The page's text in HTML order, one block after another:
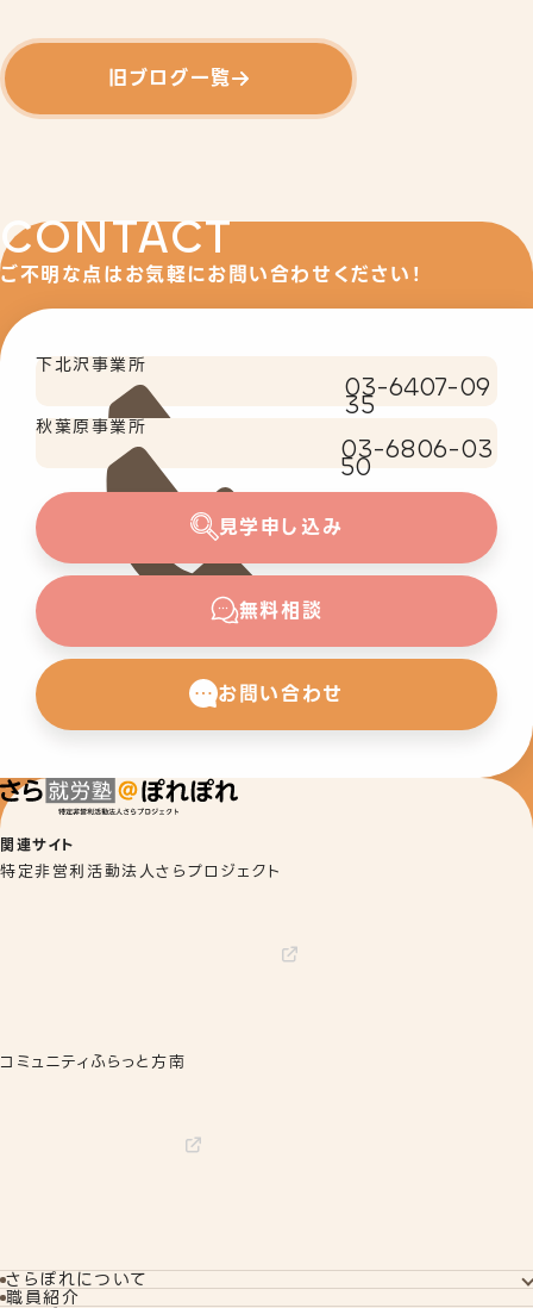
旧ブログ一覧
CONTACT
ご不明な点はお気軽にお問い合わせください！
下北沢事業所
03-6407-09
35
秋葉原事業所
03-6806-03
50
見学申し込み
無料相談
お問い合わせ
関連サイト
特定非営利活動法人さらプロジェクト
コミュニティふらっと方南
さらぽれについて
さらぽれについてTOP
職員紹介